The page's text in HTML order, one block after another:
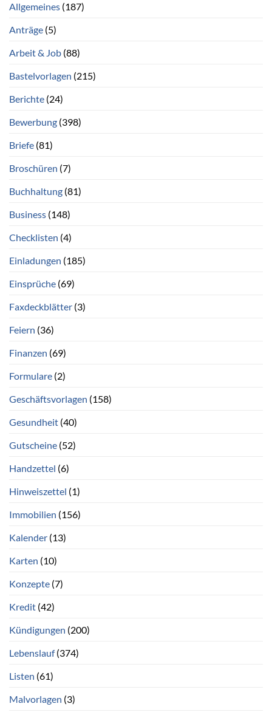
Allgemeines (187)
Anträge (5)
Arbeit & Job (88)
Bastelvorlagen (215)
Berichte (24)
Bewerbung (398)
Briefe (81)
Broschüren (7)
Buchhaltung (81)
Business (148)
Checklisten (4)
Einladungen (185)
Einsprüche (69)
Faxdeckblätter (3)
Feiern (36)
Finanzen (69)
Formulare (2)
Geschäftsvorlagen (158)
Gesundheit (40)
Gutscheine (52)
Handzettel (6)
Hinweiszettel (1)
Immobilien (156)
Kalender (13)
Karten (10)
Konzepte (7)
Kredit (42)
Kündigungen (200)
Lebenslauf(374)
Listen (61)
Malvorlagen (3)